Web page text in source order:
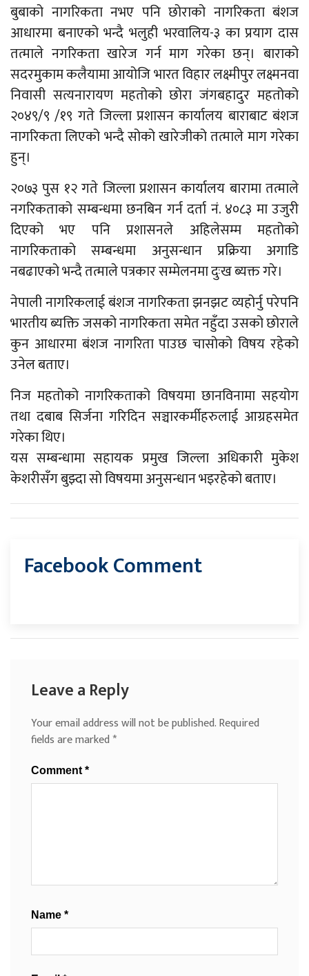
बुबाको नागरिकता नभए पनि छोराको नागरिकता बंशज
आधारमा बनाएको भन्दै भलुही भरवालिय-३ का प्रयाग दास
तत्माले नगरिकता खारेज गर्न माग गरेका छन्। बाराको
सदरमुकाम कलैयामा आयोजि भारत विहार लक्ष्मीपुर लक्ष्मनवा
निवासी सत्यनारायण महतोको छोरा जंगबहादुर महतोको
२०४९/९ /१९ गते जिल्ला प्रशासन कार्यालय बाराबाट बंशज
नागरिकता लिएको भन्दै सोको खारेजीको तत्माले माग गरेका
हुन्।
२०७३ पुस १२ गते जिल्ला प्रशासन कार्यालय बारामा तत्माले
नगरिकताको सम्बन्धमा छनबिन गर्न दर्ता नं. ४०८३ मा उजुरी
दिएको भए पनि प्रशासनले अहिलेसम्म महतोको
नागरिकताको सम्बन्धमा अनुसन्धान प्रक्रिया अगाडि
नबढाएको भन्दै तत्माले पत्रकार सम्मेलनमा दुःख ब्यक्त गरे।
नेपाली नागरिकलाई बंशज नागरिकता झनझट व्यहोर्नु परेपनि
भारतीय ब्यक्ति जसको नागरिकता समेत नहुँदा उसको छोराले
कुन आधारमा बंशज नागरिता पाउछ चासोको विषय रहेको
उनेल बताए।
निज महतोको नागरिकताको विषयमा छानविनामा सहयोग
तथा दबाब सिर्जना गरिदिन सञ्चारकर्मीहरुलाई आग्रहसमेत
गरेका थिए।
यस सम्बन्धामा सहायक प्रमुख जिल्ला अधिकारी मुकेश
केशरीसँग बुझ्दा सो विषयमा अनुसन्धान भइरहेको बताए।
Facebook Comment
Leave a Reply
Your email address will not be published.Required
fields are marked*
Comment *
Name *